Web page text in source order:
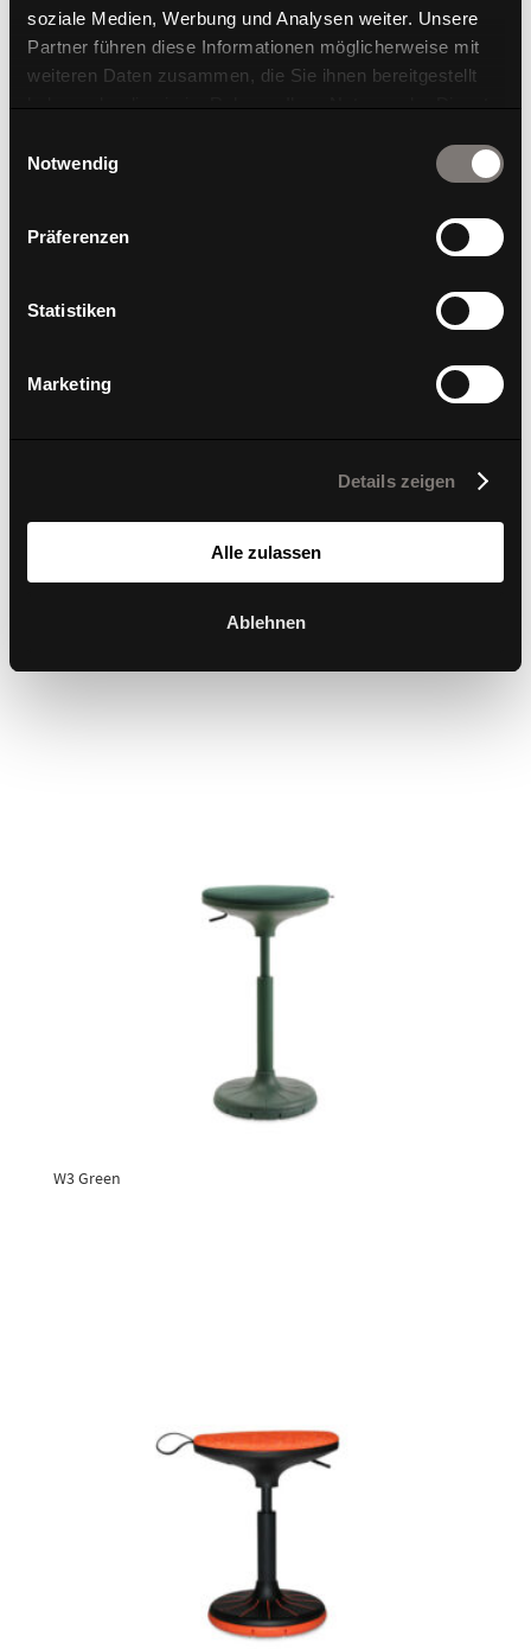
soziale Medien, Werbung und Analysen weiter. Unsere
Partner führen diese Informationen möglicherweise mit
weiteren Daten zusammen, die Sie ihnen bereitgestellt
haben oder die sie im Rahmen Ihrer Nutzung der Dienste
Notwendig
Präferenzen
Statistiken
Marketing
Details zeigen
Alle zulassen
Ablehnen
W3 Green